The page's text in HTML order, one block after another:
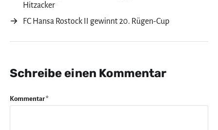
Hitzacker
→
FC Hansa Rostock II gewinnt 20. Rügen-Cup
Schreibe einen Kommentar
Kommentar*